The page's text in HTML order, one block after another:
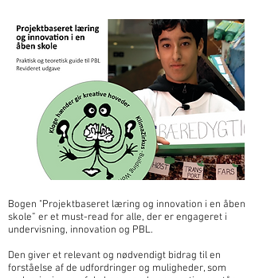
Bogen "Projektbaseret læring og innovation i en åben
skole” er et must-read for alle, der er engageret i
undervisning, innovation og PBL.
Den giver et relevant og nødvendigt bidrag til en
forståelse af de udfordringer og muligheder, som